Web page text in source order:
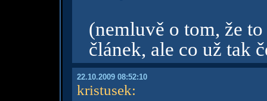
(nemluvě o tom, že
článek, ale co už tak
22.10.2009 08:52:10
kristusek: